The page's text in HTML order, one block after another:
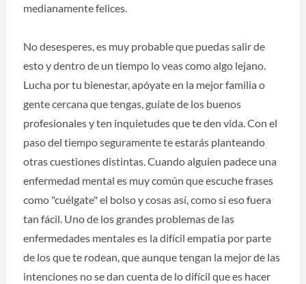
medianamente felices.
No desesperes, es muy probable que puedas salir de
esto y dentro de un tiempo lo veas como algo lejano.
Lucha por tu bienestar, apóyate en la mejor familia o
gente cercana que tengas, guíate de los buenos
profesionales y ten inquietudes que te den vida. Con el
paso del tiempo seguramente te estarás planteando
otras cuestiones distintas. Cuando alguien padece una
enfermedad mental es muy común que escuche frases
como "cuélgate" el bolso y cosas así, como si eso fuera
tan fácil. Uno de los grandes problemas de las
enfermedades mentales es la difícil empatia por parte
de los que te rodean, que aunque tengan la mejor de las
intenciones no se dan cuenta de lo difícil que es hacer